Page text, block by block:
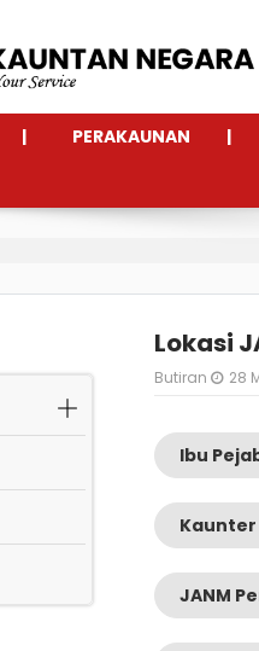
PERAKAUNAN
Lokasi
Butiran 28
Ibu
JANM